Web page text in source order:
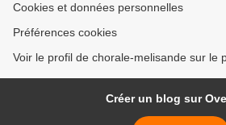
Cookies et données personnelles
Préférences cookies
Voir le profil de chorale-melisande sur le
Créer un blog sur